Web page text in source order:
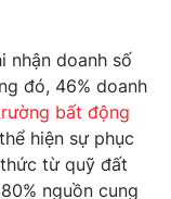
nhận doanh số
đó, 46% doanh
bất động
hiện sự phục
từ quỹ đất
nguồn cung